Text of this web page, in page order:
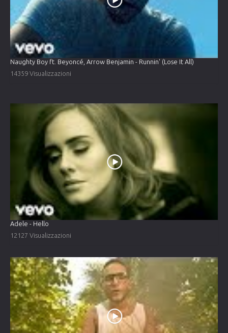
Naughty Boy ft. Beyoncé, Arrow Benjamin - Runnin' (Lose It All)
14359 Visualizzazioni
Adele - Hello
12127 Visualizzazioni